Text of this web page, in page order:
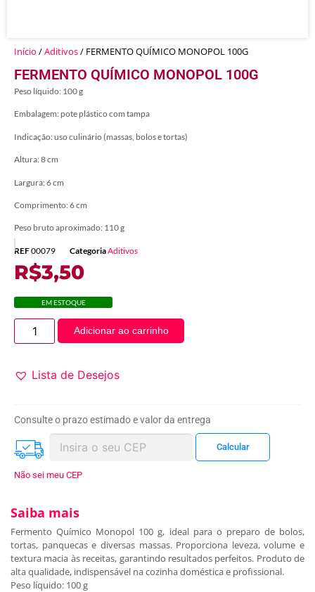
Início /Aditivos/ FERMENTO QUÍMICO MONOPOL 100G
FERMENTO QUÍMICO MONOPOL 100G
Peso líquido: 100 g
Embalagem: pote plástico com tampa
Indicação: uso culinário (massas, bolos e tortas)
Altura: 8 cm
Largura: 6 cm
Comprimento: 6 cm
Peso bruto aproximado: 110 g
REF00079 CategoriaAditivos
R$3,50
EM ESTOQUE
Adicionar ao carrinho
Lista de Desejos
Consulte o prazo estimado e valor da entrega
Não sei meu CEP
Saiba mais
Fermento Químico Monopol 100 g, ideal para o preparo de bolos,
tortas, panquecas e diversas massas. Proporciona leveza, volume e
textura macia às receitas, garantindo resultados perfeitos. Produto de
alta qualidade, indispensável na cozinha doméstica e profissional.
Peso líquido: 100 g